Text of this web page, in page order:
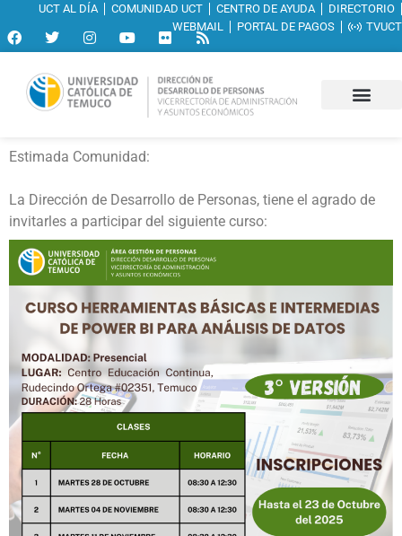
UCT AL DÍA COMUNIDAD UCT CENTRO DE AYUDA
DIRECTORIO
WEBMAIL
PORTAL DE PAGOS TVUCT
Estimada Comunidad:
La Dirección de Desarrollo de Personas, tiene el agrado de
invitarles a participar del siguiente curso: